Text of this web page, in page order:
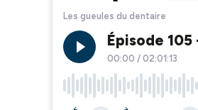
Les gueules du dentaire
Épisode
00:00 / 02:01:13